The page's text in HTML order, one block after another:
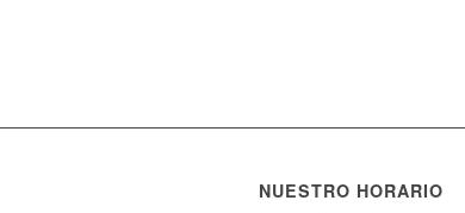
NUESTRO HORARIO